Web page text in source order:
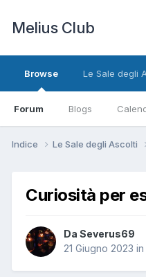
Melius Club
Browse
Forum Blogs
Le Sale degli
Indice Le Sale degli Ascolti
Curiosità per
Da Severus69
21 Giugno 2023 in